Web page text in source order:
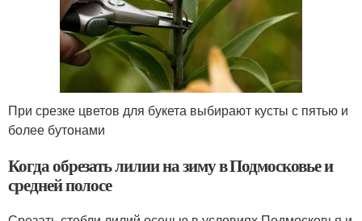
При срезке цветов для букета выбирают кусты с пятью и
более бутонами
Когда обрезать лилии на зиму в Подмосковье и
средней полосе